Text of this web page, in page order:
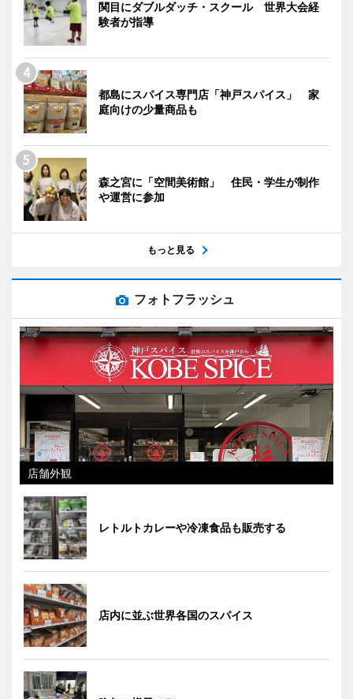
関目にダブルダッチ・スクール 世界大会経
験者が指導
都島にスパイス専門店「神戸スパイス」 家
庭向けの少量商品も
森之宮に「空間美術館」 住民・学生が制作
や運営に参加
もっと見る
フォトフラッシュ
店舗外観
レトルトカレーや冷凍食品も販売する
店内に並ぶ世界各国のスパイス